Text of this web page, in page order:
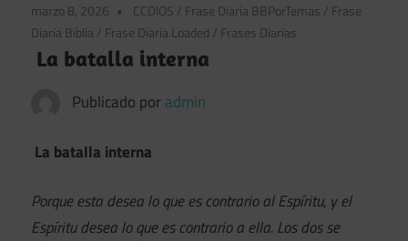
marzo 8, 2026 CCDIOS / Frase Diaria BBPorTemas / Frase
Diaria Biblia / Frase Diaria Loaded / Frases Diarias
La batalla interna
Publicado por admin
La batalla interna
Porque esta desea lo que es contrario al Espíritu, y el
Espíritu desea lo que es contrario a ella. Los dos se